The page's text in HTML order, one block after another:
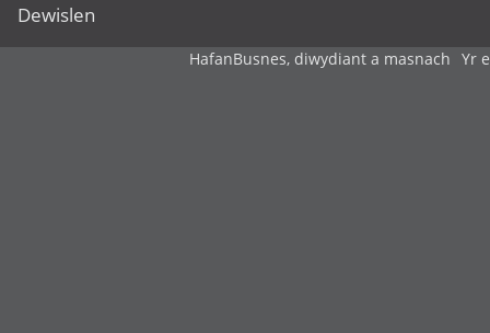
Dewislen
HafanBusnes, diwydiant a masnach Yr